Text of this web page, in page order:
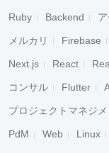
Ruby Backend
メルカリ Firebase
Next.js React
コンサル Flutter
プロジェクトマネジメ
PdM Web Linux